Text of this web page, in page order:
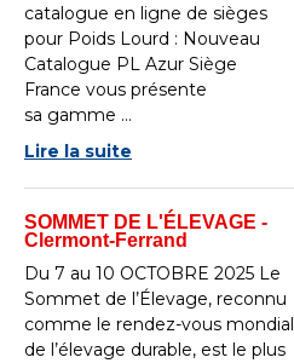
catalogue en ligne de sièges
pour Poids Lourd : Nouveau
Catalogue PL Azur Siège
France vous présente
sa gamme ...
Lire la suite
SOMMET DE L'ÉLEVAGE -
Clermont-Ferrand
Du 7 au 10 OCTOBRE 2025 Le
Sommet de l’Élevage, reconnu
comme le rendez-vous mondial
de l’élevage durable, est le plus